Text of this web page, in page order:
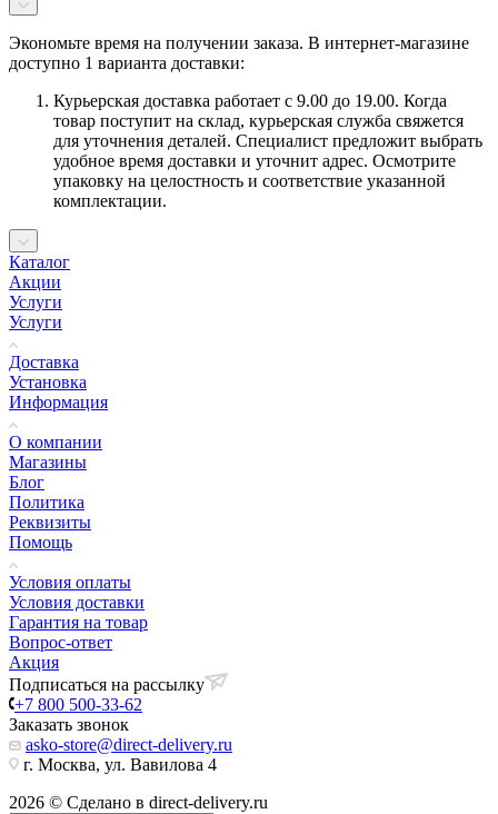
Экономьте время на получении заказа. В интернет-магазине
доступно 1 варианта доставки:
Курьерская доставка работает с 9.00 до 19.00. Когда
товар поступит на склад, курьерская служба свяжется
для уточнения деталей. Специалист предложит выбрать
удобное время доставки и уточнит адрес. Осмотрите
упаковку на целостность и соответствие указанной
комплектации.
Каталог
Акции
Услуги
Услуги
Доставка
Установка
Информация
О компании
Магазины
Блог
Политика
Реквизиты
Помощь
Условия оплаты
Условия доставки
Гарантия на товар
Вопрос-ответ
Акция
Подписаться на рассылку
+7 800 500-33-62
Заказать звонок
asko-store@direct-delivery.ru
г. Москва, ул. Вавилова 4
2026 © Сделано в direct-delivery.ru